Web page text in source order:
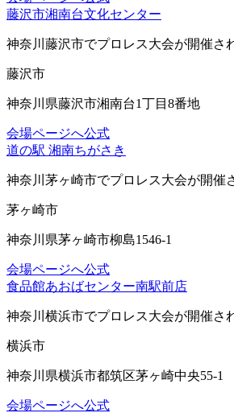
藤沢市湘南台文化センター
神奈川藤沢市でプロレス大会が開催さ
藤沢市
神奈川県藤沢市湘南台1丁目8番地
会場ページへ公式
道の駅 湘南ちがさき
神奈川茅ヶ崎市でプロレス大会が開催
茅ヶ崎市
神奈川県茅ヶ崎市柳島1546-1
会場ページへ公式
食品館あおばセンター南駅前店
神奈川横浜市でプロレス大会が開催さ
横浜市
神奈川県横浜市都筑区茅ヶ崎中央55-1
会場ページへ公式